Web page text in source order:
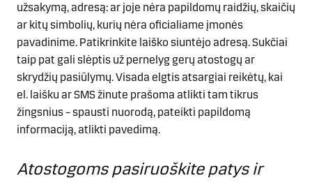
užsakymą, adresą: ar joje nėra papildomų raidžių, skaičių
ar kitų simbolių, kurių nėra oficialiame įmonės
pavadinime. Patikrinkite laiško siuntėjo adresą. Sukčiai
taip pat gali slėptis už pernelyg gerų atostogų ar
skrydžių pasiūlymų. Visada elgtis atsargiai reikėtų, kai
el. laišku ar SMS žinute prašoma atlikti tam tikrus
žingsnius – spausti nuorodą, pateikti papildomą
informaciją, atlikti pavedimą.
Atostogoms pasiruoškite patys ir